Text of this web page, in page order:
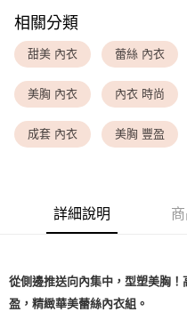
每筆NT$80，滿NT$1,500(含以
<無合作配送請勿選取>萊爾富
<無合作配送請勿選取>付款後
每筆NT$9,999
付款後7-11取貨
黑貓宅配
每筆NT$100，滿NT$1,500(含
相關分類
甜美 內衣 蕾絲 內衣
美胸 內衣 內衣 時尚
成套 內衣 美胸 豐盈
詳細說明
從側邊推送向內集中，型塑美胸
盈，精緻華美蕾絲內衣組。